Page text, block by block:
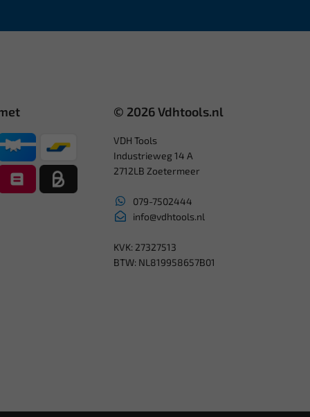
© 2026 Vdhtools.nl
VDH Tools
Industrieweg 14 A
2712LB Zoetermeer
079-7502444
info@vdhtools.nl
KVK: 27327513
BTW: NL819958657B01